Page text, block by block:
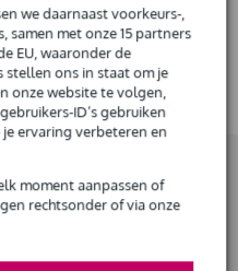
we daarnaast voorkeurs-,
samen met onze 15 partners
EU, waaronder de
stellen ons in staat om je
onze website te volgen,
ID’s gebruiken
ervaring verbeteren en
moment aanpassen of
rechtsonder of via onze
in de winkel
met korting te kopen
bij een defect